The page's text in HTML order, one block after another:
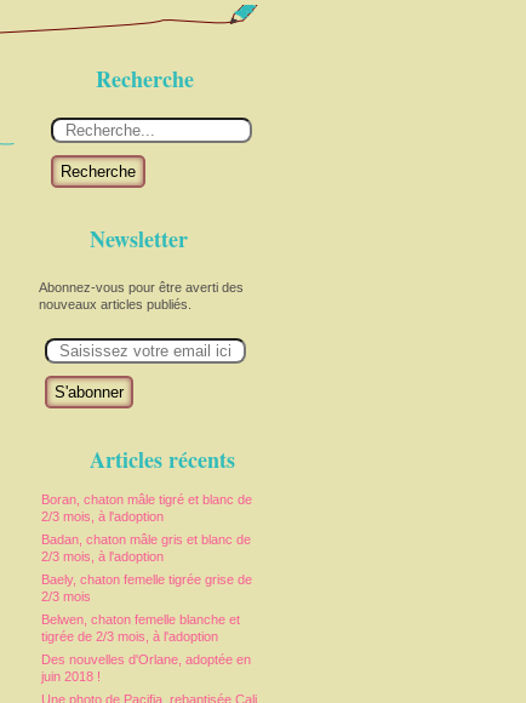
Recherche
Recherche
Newsletter
Abonnez-vous pour être averti des
nouveaux articles publiés.
m
Articles récents
Boran, chaton mâle tigré et blanc de
2/3 mois, à l'adoption
Badan, chaton mâle gris et blanc de
2/3 mois, à l'adoption
Baely, chaton femelle tigrée grise de
2/3 mois
Belwen, chaton femelle blanche et
tigrée de 2/3 mois, à l'adoption
Des nouvelles d'Orlane, adoptée en
juin 2018 !
Une photo de Pacifia, rebaptisée Cali,